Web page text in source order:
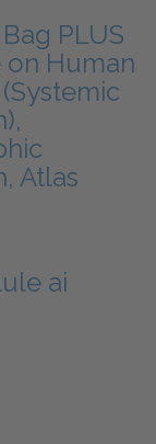
PLUS
on Human
Atlas
ai